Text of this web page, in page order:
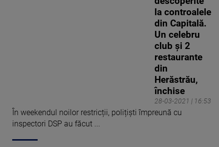
28-03-2021 | 16:53
la controalele
din Capitală.
Un celebru
club și 2
restaurante
din
Herăstrău,
închise
În weekendul noilor restricții, polițiști împreună cu
inspectori DSP au făcut ...